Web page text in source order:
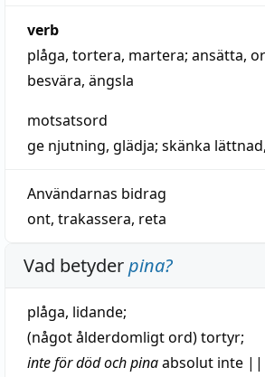
verb
plåga, tortera, martera; ansätta,
besvära, ängsla
motsatsord
ge njutning, glädja; skänka lättnad,
Användarnas bidrag
ont, trakassera, reta
Vad betyderpina?
plåga, lidande;
(något ålderdomligt ord)tortyr;
inte fördödoch pinaabsolut inte ||